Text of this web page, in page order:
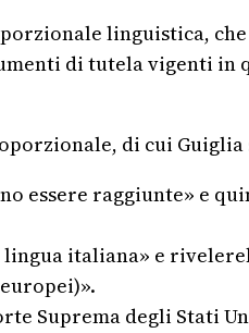
linguistica,
di tutela vigenti in
di cui Guiglia
essere raggiunte» e
italiana» e
Suprema degli Stati